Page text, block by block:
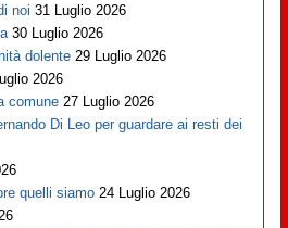
noi 31 Luglio 2026
30 Luglio 2026
dolente 29 Luglio 2026
2026
comune 27 Luglio 2026
Di Leo per guardare ai resti dei
quelli siamo 24 Luglio 2026